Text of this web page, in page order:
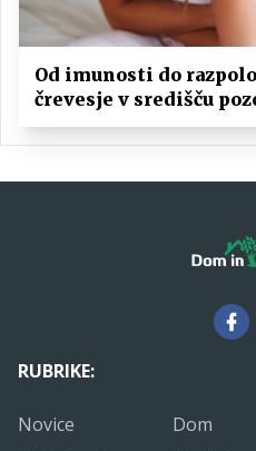
Od imunosti do
črevesje v središču
RUBRIKE:
Novice Dom